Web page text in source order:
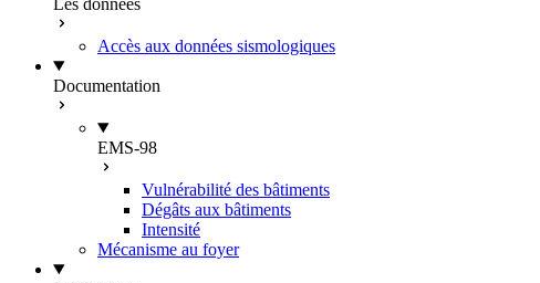
Les données
Accès aux données sismologiques
Documentation
EMS-98
Vulnérabilité des bâtiments
Dégâts aux bâtiments
Intensité
Mécanisme au foyer